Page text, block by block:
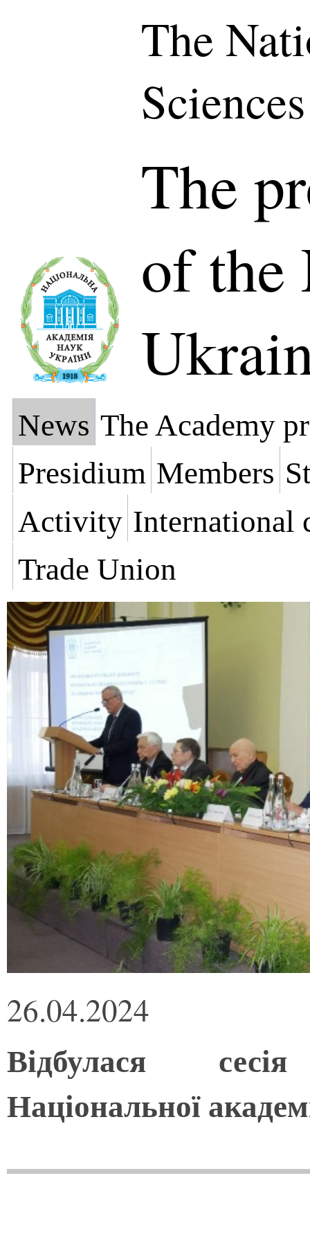
The
The
of the
News The Academy
Presidium Members
Activity International
Trade Union
26.04.2024
Відбулася
Національної